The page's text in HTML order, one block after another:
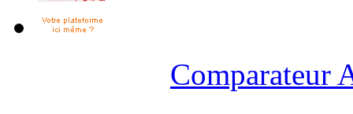
Comparateur